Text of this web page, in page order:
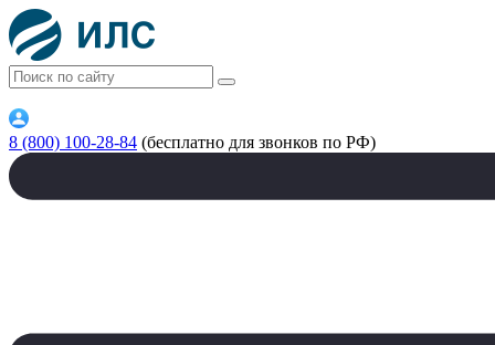
8 (800) 100-28-84 (бесплатно для звонков по РФ)